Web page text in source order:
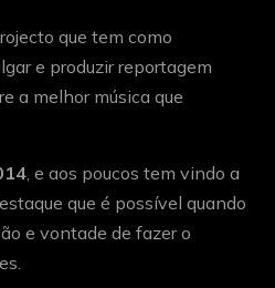
que tem como
e produzir reportagem
a melhor música que
, e aos poucos tem vindo a
que é possível quando
e vontade de fazer o